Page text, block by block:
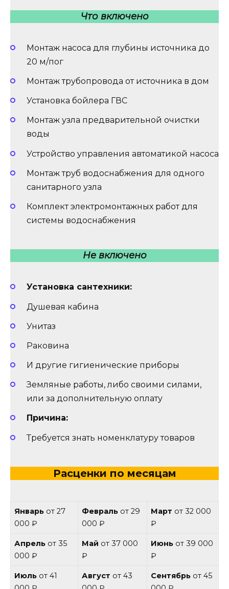
Что включено
Монтаж насоса для глубины источника до
20 м/пог
Монтаж трубопровода от источника в дом
Установка бойлера ГВС
Монтаж узла предварительной очистки
воды
Устройство управления автоматикой насоса
Монтаж труб водоснабжения для одного
санитарного узла
Комплект электромонтажных работ для
системы водоснабжения
Не включено
Установка сантехники:
Душевая кабина
Унитаз
Раковина
И другие гигиенические приборы
Земляные работы, либо своими силами,
или за дополнительную оплату
Причина:
Требуется знать номенклатуру товаров
Расценки по месяцам
Январь от 27
000 ₽
Февраль от 29
000 ₽
Март от 32 000
₽
Апрель от 35
000 ₽
Май от 37 000
₽
Июнь от 39 000
₽
Июль от 41
Август от 43
Сентябрь от 45